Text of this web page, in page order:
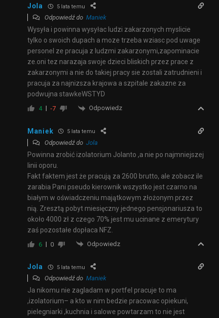
Jola 5 lata temu
Odpowiedź do Maniek
Wysyła i powinna wysyłac ludzi zakarzonych myslicie
tylko o swoich dupach a moze trzeba wziasc pod uwage
personel ze pracuja z ludzmi zakarzonymi,zapominacie
ze.oni tez narazaja swoje dzieci bliskich przez prace z
zakarzonymi a nie do takiej pracy sie zostali zatrudnieni i
pracuja za najnizsza krajowa a szpitale zakazne za
podwujna stawkeWSTYD
4 -7 Odpowiedz
Maniek 5 lata temu
Odpowiedź do Jola
Powinna zrobić izolatorium Jolanto ,a nie po najmniejszej
linii oporu.
Fakt faktem jest że pracują za 2600 brutto, ale zobacz ile
zarabia Pani pseudo kierownik wszystko jest czarno na
białym w oświadczeniu majątkowym złożonym przez
nią. Zresztą pobyt miesięczny jednego pensjonariusza to
około 4000 zł z czego 70% jest mu ucinane z emerytury
zaś pozostałe dopłaca NFZ.
6 0 Odpowiedz
Jola 5 lata temu
Odpowiedź do Maniek
Ja nikomu nie zagladam w portfel pracuje to ma
,izolatorium– a kto w nim bedzie pracowac opiekuni,
pielegniarki ,kuchnia i salowe powtarzam to nie jest